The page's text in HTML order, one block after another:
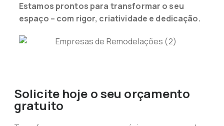
Estamos prontos para transformar o seu
espaço – com rigor, criatividade e dedicação.
Solicite hoje o seu orçamento
gratuito